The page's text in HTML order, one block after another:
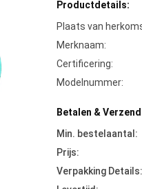
Productdetails:
Plaats van
Merknaam:
Certificering:
Modelnummer:
Betalen &
Min. bestelaantal:
Prijs:
Verpakking Details: